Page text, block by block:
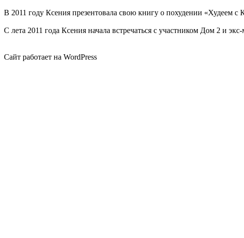
В 2011 году Ксения презентовала свою книгу о похудении «Худеем с
С лета 2011 года Ксения начала встречаться с участником Дом 2 и
Сайт работает на WordPress